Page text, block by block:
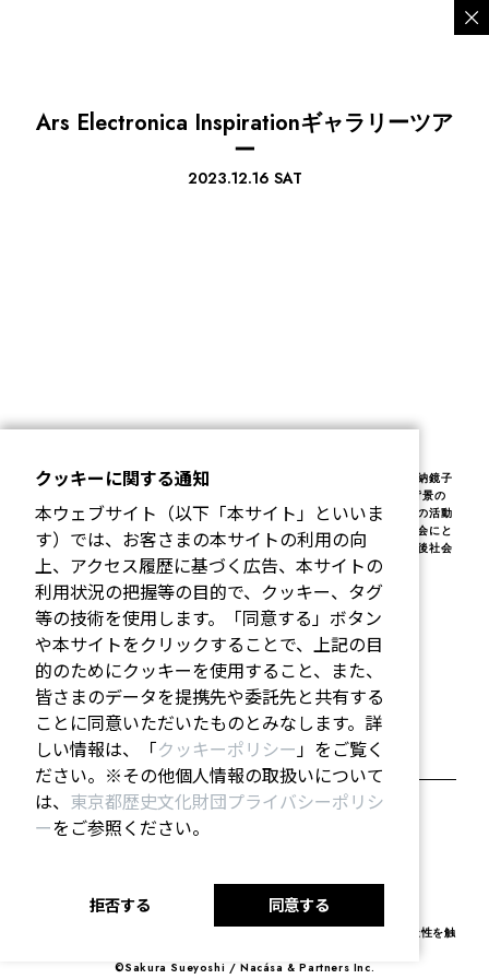
Ars Electronica Inspirationギャラリーツア
ー
2023.12.16 SAT
会期中に行われたこのギャラリーツアーでは、プランニングチームの久納鏡子
とDenise Hirtenfelderによる作品解説と、展示にまつわる社会的な背景の
紹介を行いました。本ツアーでは世界で活躍するトップアーティスト達の活動
が、市民やスタートアップにどのようにインスピレーションを与え、社会にと
ってどのように触媒として機能しているかを展示作品を例に紹介し、今後社会
に求められるアートとイノベーション可能性を提示しました。
<日英逐次通訳付>
【 開催日時 】
12月16日（土）17：30～18：30
【 登壇者 】
久納鏡子
（アルスエレクトロニカ・アンバサダー）
Denise Hirtenfelder
(アルスエレクトロニカ・フューチャーラボ リサーチャー）
Ars Electronica Inspirationギャラリーツアー「Art as Catalyst – 創造性を触
©Sakura Sueyoshi / Nacása & Partners Inc.
クッキーに関する通知
本ウェブサイト（以下「本サイト」といいま
す）では、お客さまの本サイトの利用の向
上、アクセス履歴に基づく広告、本サイトの
利用状況の把握等の目的で、クッキー、タグ
等の技術を使用します。「同意する」ボタン
や本サイトをクリックすることで、上記の目
的のためにクッキーを使用すること、また、
皆さまのデータを提携先や委託先と共有する
ことに同意いただいたものとみなします。詳
しい情報は、「クッキーポリシー 」をご覧く
ださい。※その他個人情報の取扱いについて
は、 東京都歴史文化財団プライバシーポリシ
ーをご参照ください。
拒否する 同意する